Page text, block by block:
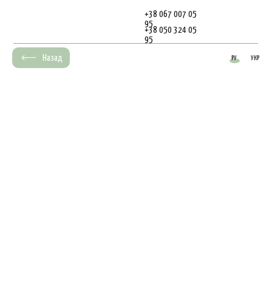
РУ УКР
+38 067 007 05
95
+38 050 324 05
95
Назад